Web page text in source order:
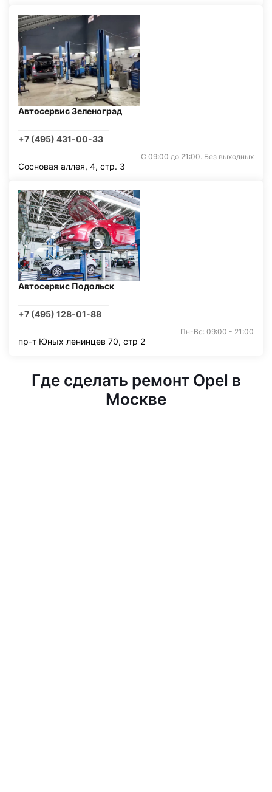
Автосервис Зеленоград
+7 (495) 431-00-33
С 09:00 до 21:00. Без выходных
Сосновая аллея, 4, стр. 3
Автосервис Подольск
+7 (495) 128-01-88
Пн-Вс: 09:00 - 21:00
пр-т Юных ленинцев 70, стр 2
Где сделать ремонт Opel в
Москве